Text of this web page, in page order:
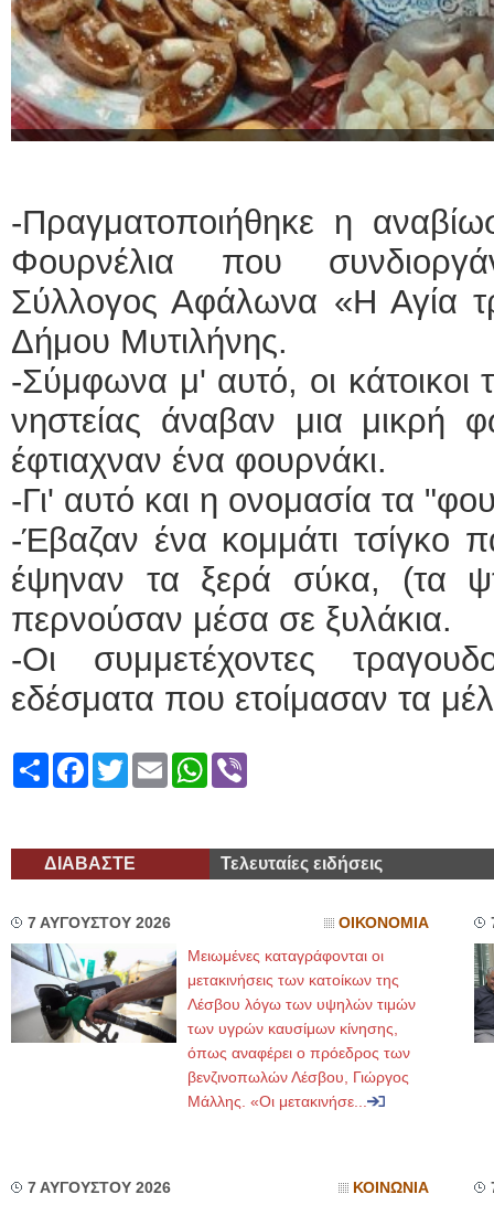
-Πραγματοποιήθηκε η
Φουρνέλια που
Σύλλογος Αφάλωνα «Η Αγία
Δήμου Μυτιλήνης.
-Σύμφωνα μ' αυτό, οι κάτοικοι
νηστείας άναβαν μια μικρή
έφτιαχναν ένα φουρνάκι.
-Γι' αυτό και η ονομασία τα
-Έβαζαν ένα κομμάτι τσίγκο
έψηναν τα ξερά σύκα, (τα
περνούσαν μέσα σε ξυλάκια.
-Οι συμμετέχοντες
εδέσματα που ετοίμασαν τα
ShareFacebook
TwitterEmailWhatsApp
ΔΙΑΒΑΣΤΕ Τελευταίες ειδήσεις
7 ΑΥΓΟΥΣΤΟΥ 2026 ΟΙΚΟΝΟΜΙΑ
Μειωμένες καταγράφονται οι
μετακινήσεις των κατοίκων της
Λέσβου λόγω των υψηλών τιμών
των υγρών καυσίμων κίνησης,
όπως αναφέρει ο πρόεδρος των
βενζινοπωλών Λέσβου, Γιώργος
Μάλλης. «Οι μετακινήσε...
7 ΑΥΓΟΥΣΤΟΥ 2026 ΚΟΙΝΩΝΙΑ